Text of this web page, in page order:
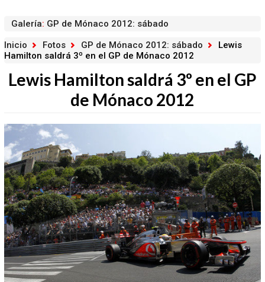
Galería: GP de Mónaco 2012: sábado
Inicio
Fotos GP de Mónaco 2012: sábado
Lewis
Hamilton saldrá 3º en el GP de Mónaco 2012
Lewis Hamilton saldrá 3º en el GP
de Mónaco 2012